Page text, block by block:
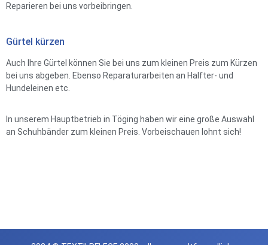
Reparieren bei uns vorbeibringen.
Gürtel kürzen
Auch Ihre Gürtel können Sie bei uns zum kleinen Preis zum Kürzen
bei uns abgeben. Ebenso Reparaturarbeiten an Halfter- und
Hundeleinen etc.
In unserem Hauptbetrieb in Töging haben wir eine große Auswahl
an Schuhbänder zum kleinen Preis. Vorbeischauen lohnt sich!